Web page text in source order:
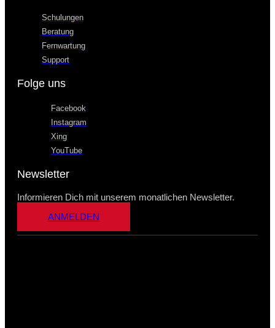
Schulungen
Beratung
Fernwartung
Support
Folge uns
Facebook
Instagram
Xing
YouTube
Newsletter
Informieren Dich mit unserem monatlichen Newsletter.
ANMELDEN